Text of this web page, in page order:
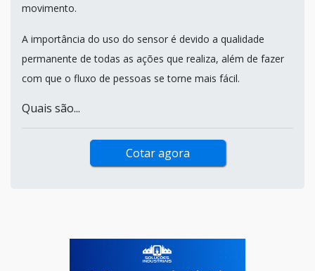
movimento.
A importância do uso do sensor é devido a qualidade
permanente de todas as ações que realiza, além de fazer
com que o fluxo de pessoas se torne mais fácil.
Quais são...
Cotar agora